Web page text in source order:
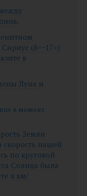
(δ=−17∘)
в
Луна и
в момент
Земли
скорость нашей
по круговой
Солнца была
в км/